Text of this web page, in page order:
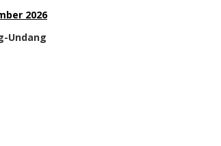
2026
Undang